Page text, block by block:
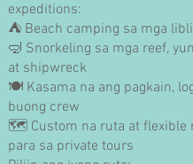
expeditions:
⛺ Beach camping sa mga
🤿 Snorkeling sa mga reef,
at shipwreck
🍽 Kasama na ang pagkain,
buong crew
🗺 Custom na ruta at flexible
para sa private tours